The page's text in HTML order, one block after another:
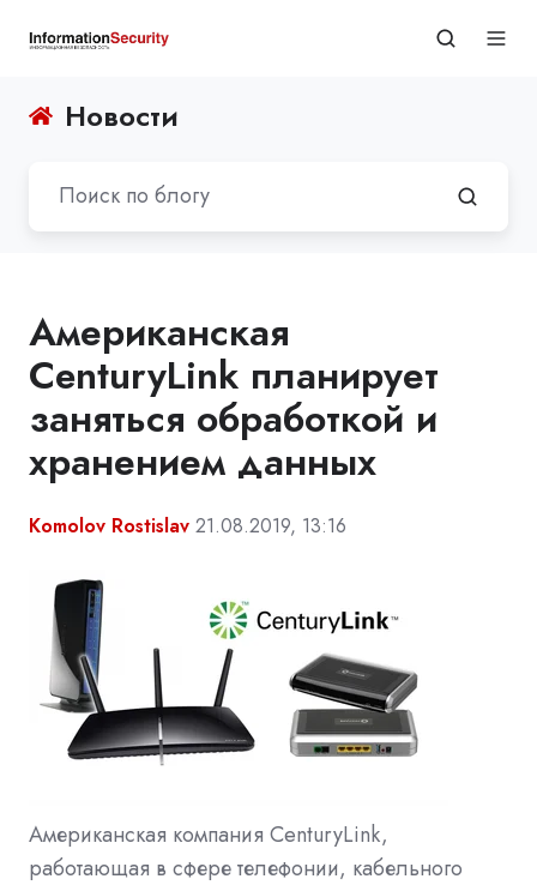
Новости
Американская
CenturyLink планирует
заняться обработкой и
хранением данных
Komolov Rostislav 21.08.2019, 13:16
Американская компания CenturyLink,
работающая в сфере телефонии, кабельного